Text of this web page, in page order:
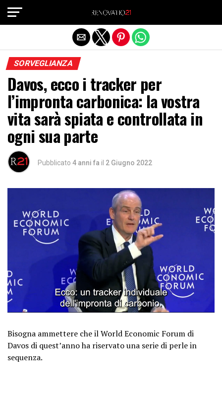
SORVEGLIANZA
Davos, ecco i tracker per
l’impronta carbonica: la vostra
vita sarà spiata e controllata in
ogni sua parte
Pubblicato 4 anni fa il 2 Giugno 2022
Bisogna ammettere che il World Economic Forum di
Davos di quest’anno ha riservato una serie di perle in
sequenza.
Exit mobile version